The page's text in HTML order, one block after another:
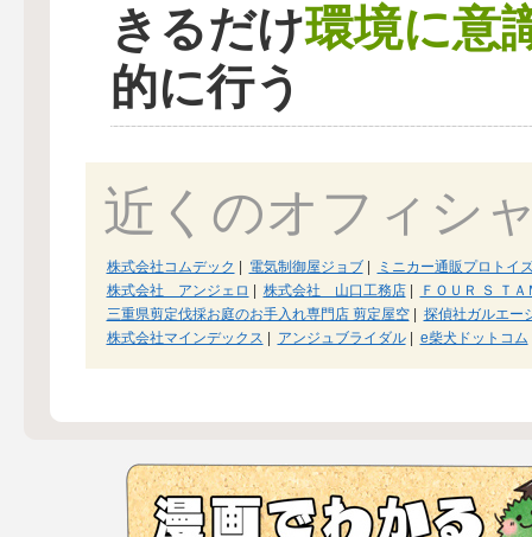
きるだけ環境に意
的に行う
近くのオフィシ
株式会社コムデック 電気制御屋ジョブ|
ミニカー通販プロトイ
株式会社 アンジェロ
株式会社 山口工務店|
ＦＯＵＲ Ｓ Ｔ
三重県剪定伐採お庭のお手入れ専門店 剪定屋空|
探偵社ガルエー
株式会社マインデックス
アンジュブライダル| e柴犬ドットコム